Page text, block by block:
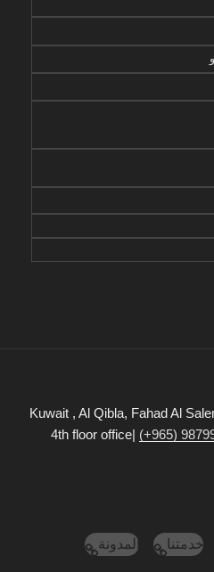
Kuwait , Al Qibla, Fahad Al
4th floor office| (+965)
خدمتنا
المدونة